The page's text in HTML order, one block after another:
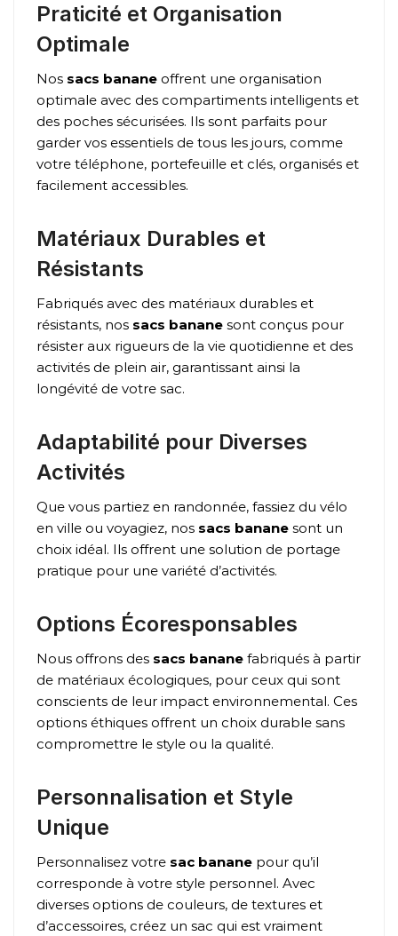
Praticité et Organisation
Optimale
Nos sacs banane offrent une organisation
optimale avec des compartiments intelligents et
des poches sécurisées. Ils sont parfaits pour
garder vos essentiels de tous les jours, comme
votre téléphone, portefeuille et clés, organisés et
facilement accessibles.
Matériaux Durables et
Résistants
Fabriqués avec des matériaux durables et
résistants, nos sacs banane sont conçus pour
résister aux rigueurs de la vie quotidienne et des
activités de plein air, garantissant ainsi la
longévité de votre sac.
Adaptabilité pour Diverses
Activités
Que vous partiez en randonnée, fassiez du vélo
en ville ou voyagiez, nos sacs banane sont un
choix idéal. Ils offrent une solution de portage
pratique pour une variété d’activités.
Options Écoresponsables
Nous offrons des sacs banane fabriqués à partir
de matériaux écologiques, pour ceux qui sont
conscients de leur impact environnemental. Ces
options éthiques offrent un choix durable sans
compromettre le style ou la qualité.
Personnalisation et Style
Unique
Personnalisez votre sac banane pour qu’il
corresponde à votre style personnel. Avec
diverses options de couleurs, de textures et
d’accessoires, créez un sac qui est vraiment